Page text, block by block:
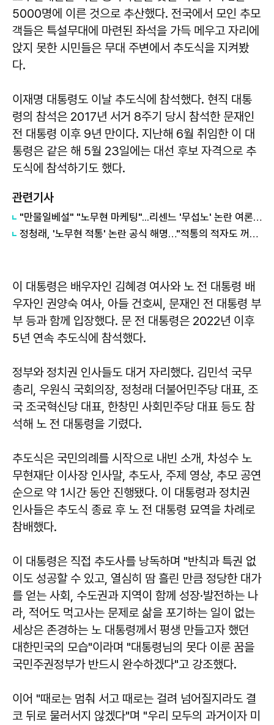
5000명에 이른 것으로 추산했다. 전국에서 모인 추모
객들은 특설무대에 마련된 좌석을 가득 메우고 자리에
앉지 못한 시민들은 무대 주변에서 추도식을 지켜봤
다.
이재명 대통령도 이날 추도식에 참석했다. 현직 대통
령의 참석은 2017년 서거 8주기 당시 참석한 문재인
전 대통령 이후 9년 만이다. 지난해 6월 취임한 이 대
통령은 같은 해 5월 23일에는 대선 후보 자격으로 추
도식에 참석하기도 했다.
관련기사
"만물일베설" "노무현 마케팅"...리센느 '무섭노' 논란 여론 보니
정청래, '노무현 적통' 논란 공식 해명…"적통의 적자도 꺼낸 적 없어"
이 대통령은 배우자인 김혜경 여사와 노 전 대통령 배
우자인 권양숙 여사, 아들 건호씨, 문재인 전 대통령 부
부 등과 함께 입장했다. 문 전 대통령은 2022년 이후
5년 연속 추도식에 참석했다.
정부와 정치권 인사들도 대거 자리했다. 김민석 국무
총리, 우원식 국회의장, 정청래 더불어민주당 대표, 조
국 조국혁신당 대표, 한창민 사회민주당 대표 등도 참
석해 노 전 대통령을 기렸다.
추도식은 국민의례를 시작으로 내빈 소개, 차성수 노
무현재단 이사장 인사말, 추도사, 주제 영상, 추모 공연
순으로 약 1시간 동안 진행됐다. 이 대통령과 정치권
인사들은 추도식 종료 후 노 전 대통령 묘역을 차례로
참배했다.
이 대통령은 직접 추도사를 낭독하며 "반칙과 특권 없
이도 성공할 수 있고, 열심히 땀 흘린 만큼 정당한 대가
를 얻는 사회, 수도권과 지역이 함께 성장·발전하는 나
라, 적어도 먹고사는 문제로 삶을 포기하는 일이 없는
세상은 존경하는 노 대통령께서 평생 만들고자 했던
대한민국의 모습"이라며 "대통령님의 못다 이룬 꿈을
국민주권정부가 반드시 완수하겠다"고 강조했다.
이어 "때로는 멈춰 서고 때로는 걸려 넘어질지라도 결
코 뒤로 물러서지 않겠다"며 "우리 모두의 과거이자 미